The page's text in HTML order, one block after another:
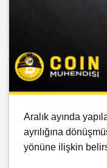
Aralık ayında
ayrılığına
yönüne ilişkin